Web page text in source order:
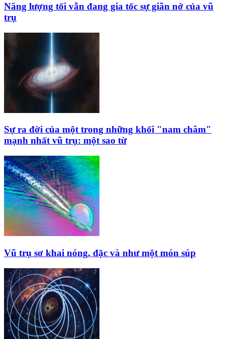
Năng lượng tối vẫn đang gia tốc sự giãn nở của vũ
trụ
Sự ra đời của một trong những khối "nam châm"
mạnh nhất vũ trụ: một sao từ
Vũ trụ sơ khai nóng, đặc và như một món súp